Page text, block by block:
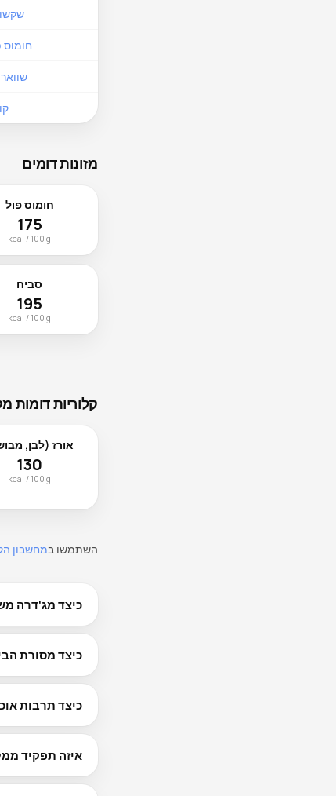
חומוס
מזונות דומים
חומוס פול
175
kcal / 100 g
סביח
195
kcal / 100 g
קלוריות דומות
אורז (לבן,
130
kcal / 100 g
השתמשו במחשבון
כיצד מג'דרה
מדינות: קהילות
ל-100 גרם,
מהמורשת
כיצד מסורת
שבת אוסרת
הלילה, קובה
מעל הבסיס של 3 גרם ל-100 גרם.
כיצד תרבות
שוק הכרמל בתל
שווארמה ובורקס
עומס קלורי
איזה תפקיד
הסלטים